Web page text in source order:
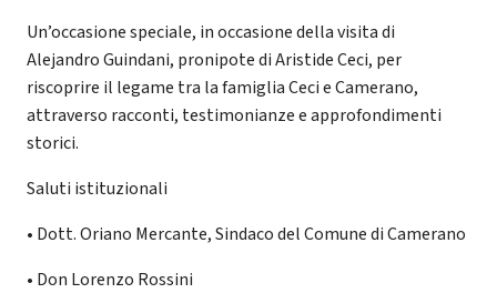
Un’occasione speciale, in occasione della visita di
Alejandro Guindani, pronipote di Aristide Ceci, per
riscoprire il legame tra la famiglia Ceci e Camerano,
attraverso racconti, testimonianze e approfondimenti
storici.
Saluti istituzionali
•⁠ ⁠Dott. Oriano Mercante, Sindaco del Comune di Camerano
•⁠ ⁠Don Lorenzo Rossini